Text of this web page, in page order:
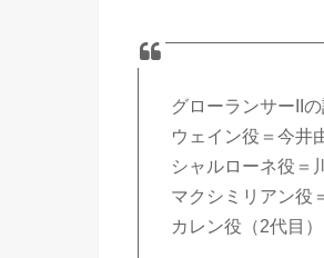
グローランサーIIの
ウェイン役＝今井
シャルローネ役＝
マクシミリアン役
カレン役（2代目